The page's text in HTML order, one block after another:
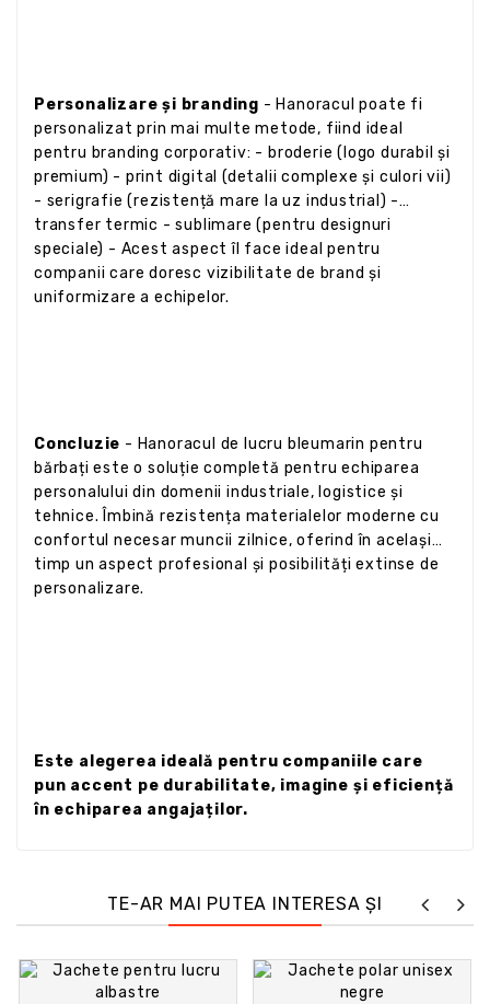
Personalizare și branding - Hanoracul poate fi
personalizat prin mai multe metode, fiind ideal
pentru branding corporativ: - broderie (logo durabil și
premium) - print digital (detalii complexe și culori vii)
- serigrafie (rezistență mare la uz industrial) -
transfer termic - sublimare (pentru designuri
speciale) - Acest aspect îl face ideal pentru
companii care doresc vizibilitate de brand și
uniformizare a echipelor.
Concluzie - Hanoracul de lucru bleumarin pentru
bărbați este o soluție completă pentru echiparea
personalului din domenii industriale, logistice și
tehnice. Îmbină rezistența materialelor moderne cu
confortul necesar muncii zilnice, oferind în același
timp un aspect profesional și posibilități extinse de
personalizare.
Este alegerea ideală pentru companiile care
pun accent pe durabilitate, imagine și eficiență
în echiparea angajaților.
TE-AR MAI PUTEA INTERESA ȘI